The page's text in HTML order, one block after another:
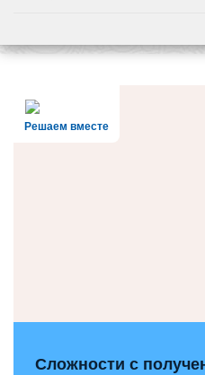
Решаем вместе
Сложности с